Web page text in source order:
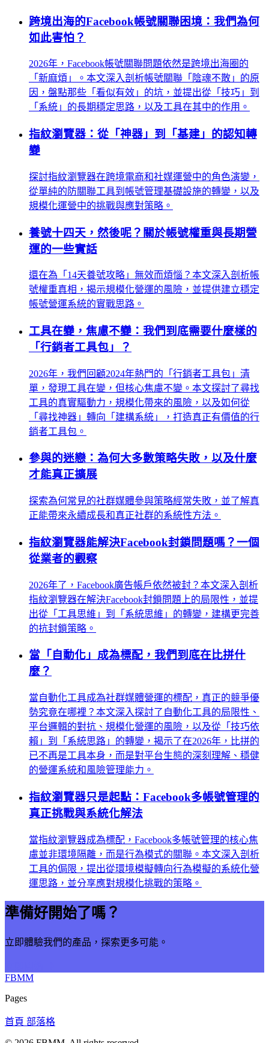
跨境出海的Facebook帳號關聯困境：我們為何
如此害怕？
2026年，Facebook帳號關聯問題依然是跨境出海圈的
「新麻煩」。本文深入剖析帳號關聯「陰魂不散」的原
因，盤點那些「看似有效」的坑，並提出從「技巧」到
「系統」的長期穩定思路，以及工具在其中的作用。
指紋瀏覽器：從「神器」到「基建」的認知轉
變
探討指紋瀏覽器在跨境電商和社媒運營中的角色演變，
從單純的防關聯工具到帳號管理基礎設施的轉變，以及
規模化運營中的挑戰與應對策略。
養號十四天，然後呢？關於帳號權重與長期營
運的一些實話
還在為「14天養號攻略」無效而煩惱？本文深入剖析帳
號權重真相，揭示規模化營運的風險，並提供建立穩定
帳號營運系統的實戰思路。
工具在變，焦慮不變：我們到底需要什麼樣的
「行銷者工具包」？
2026年，我們回顧2024年熱門的「行銷者工具包」清
單，發現工具在變，但核心焦慮不變。本文探討了尋找
工具的真實驅動力，規模化帶來的風險，以及如何從
「尋找神器」轉向「建構系統」，打造真正有價值的行
銷者工具包。
參與的迷戀：為何大多數策略失敗，以及什麼
才能真正擴展
探索為何常見的社群媒體參與策略經常失敗，並了解真
正能帶來永續成長和真正社群的系統性方法。
指紋瀏覽器能解決Facebook封鎖問題嗎？一個
從業者的觀察
2026年了，Facebook廣告帳戶依然被封？本文深入剖析
指紋瀏覽器在解決Facebook封鎖問題上的局限性，並提
出從「工具思維」到「系統思維」的轉變，建構更完善
的抗封鎖策略。
當「自動化」成為標配，我們到底在比拼什
麼？
當自動化工具成為社群媒體營運的標配，真正的競爭優
勢究竟在哪裡？本文深入探討了自動化工具的局限性、
平台邏輯的對抗、規模化營運的風險，以及從「技巧依
賴」到「系統思路」的轉變，揭示了在2026年，比拼的
已不再是工具本身，而是對平台生態的深刻理解、穩健
的營運系統和風險管理能力。
指紋瀏覽器只是起點：Facebook多帳號管理的
真正挑戰與系統化解法
當指紋瀏覽器成為標配，Facebook多帳號管理的核心焦
慮並非環境隔離，而是行為模式的關聯。本文深入剖析
工具的侷限，提出從環境模擬轉向行為模擬的系統化營
運思路，並分享應對規模化挑戰的策略。
準備好開始了嗎？
立即體驗我們的產品，探索更多可能。
FBMM
Pages
首頁 部落格